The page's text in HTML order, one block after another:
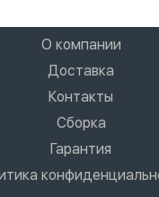
О компании
Доставка
Контакты
Сборка
Гарантия